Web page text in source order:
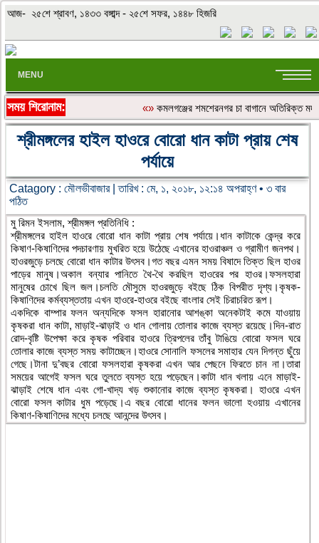
আজ- ২৫শে শ্রাবণ, ১৪৩৩ বঙ্গাব্দ - ২৫শে সফর, ১৪৪৮ হিজরি
MENU
সময় শিরোনাম: «»কমলগঞ্জের শমশেরনগর চা বাগানে অতিরিক্ত
শ্রীমঙ্গলের হাইল হাওরে বোরো ধান কাটা প্রায় শেষ
পর্যায়ে
Catagory : মৌলভীবাজার| তারিখ : মে, ১, ২০১৮, ১২:১৪ অপরাহ্ণ • ৩ বার
পঠিত
মু রিমন ইসলাম, শ্রীমঙ্গল প্রতিনিধি :
শ্রীমঙ্গলের হাইল হাওরে বোরো ধান কাটা প্রায় শেষ পর্যায়ে।ধান কাটাকে কেন্দ্র করে
কিষাণ-কিষাণিদের পদচারণায় মুখরিত হয়ে উঠেছে এখানের হাওরাঞ্চল ও গ্রামীণ জনপথ।
হাওরজুড়ে চলছে বোরো ধান কাটার উৎসব।গত বছর এমন সময় বিষাদে তিক্ত ছিল হাওর
পাড়ের মানুষ।অকাল বন্যার পানিতে থৈ-থৈ করছিল হাওরের পর হাওর।ফসলহারা
মানুষের চোখে ছিল জল।চলতি মৌসুমে হাওরজুড়ে বইছে ঠিক বিপরীত দৃশ্য।কৃষক-
কিষাণিদের কর্মব্যস্ততায় এখন হাওরে-হাওরে বইছে বাংলার সেই চিরাচরিত রূপ।
একদিকে বাম্পার ফলন অন্যদিকে ফসল হারানোর আশঙ্কা অনেকটাই কমে যাওয়ায়
কৃষকরা ধান কাটা, মাড়াই-ঝাড়াই ও ধান গোলায় তোলার কাজে ব্যস্ত রয়েছে।দিন-রাত
রোদ-বৃষ্টি উপেক্ষা করে কৃষক পরিবার হাওরে ত্রিপলের তাঁবু টাঙিয়ে বোরো ফসল ঘরে
তোলার কাজে ব্যস্ত সময় কাটাচ্ছেন।হাওরে সোনালি ফসলের সমাহার যেন দিগন্ত ছুঁয়ে
গেছে।টানা দু’বছর বোরো ফসলহারা কৃষকরা এখন আর পেছনে ফিরতে চান না।তারা
সময়ের আগেই ফসল ঘরে তুলতে ব্যস্ত হয়ে পড়েছেন।কাটা ধান খলায় এনে মাড়াই-
ঝাড়াই শেষে ধান এবং গো-খাদ্য খড় শুকানোর কাজে ব্যস্ত কৃষকরা। হাওরে এখন
বোরো ফসল কাটার ধুম পড়েছে।এ বছর বোরো ধানের ফলন ভালো হওয়ায় এখানের
কিষাণ-কিষাণিদের মধ্যে চলছে আনন্দের উৎসব।